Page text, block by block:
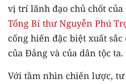
MEDIA CENTER
E-Magazine
Video
Media Chính trị
vị trí lãnh đạo chủ chốt
Tổng Bí thư Nguyễn Phú
cống hiến đặc biệt xuất
của Đảng và của dân tộc ta.
Với tầm nhìn chiến lược,